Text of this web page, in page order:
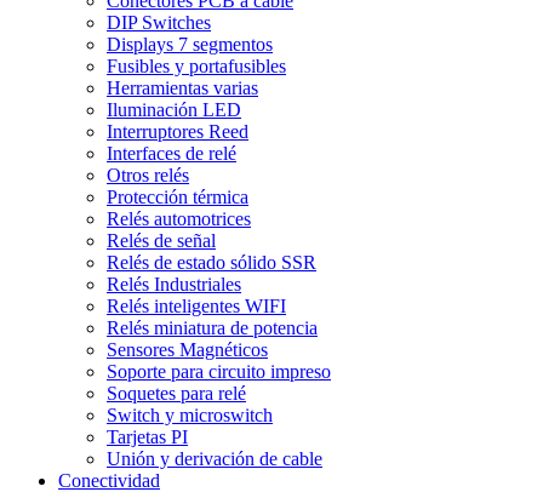
DIP Switches
Displays 7 segmentos
Fusibles y portafusibles
Herramientas varias
Iluminación LED
Interruptores Reed
Interfaces de relé
Otros relés
Protección térmica
Relés automotrices
Relés de señal
Relés de estado sólido SSR
Relés Industriales
Relés inteligentes WIFI
Relés miniatura de potencia
Sensores Magnéticos
Soporte para circuito impreso
Soquetes para relé
Switch y microswitch
Tarjetas PI
Unión y derivación de cable
Conectividad